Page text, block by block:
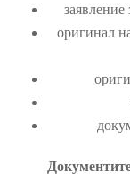
заявление
оригинал